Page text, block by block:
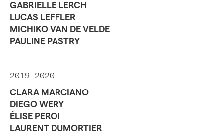
GABRIELLE LERCH
LUCAS LEFFLER
MICHIKO VAN DE VELDE
PAULINE PASTRY
2019-2020
CLARA MARCIANO
DIEGO WERY
ÉLISE PEROI
LAURENT DUMORTIER